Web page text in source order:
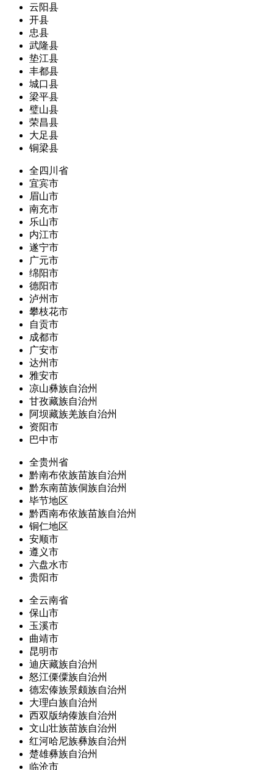
云阳县
开县
忠县
武隆县
垫江县
丰都县
城口县
梁平县
璧山县
荣昌县
大足县
铜梁县
全四川省
宜宾市
眉山市
南充市
乐山市
内江市
遂宁市
广元市
绵阳市
德阳市
泸州市
攀枝花市
自贡市
成都市
广安市
达州市
雅安市
凉山彝族自治州
甘孜藏族自治州
阿坝藏族羌族自治州
资阳市
巴中市
全贵州省
黔南布依族苗族自治州
黔东南苗族侗族自治州
毕节地区
黔西南布依族苗族自治州
铜仁地区
安顺市
遵义市
六盘水市
贵阳市
全云南省
保山市
玉溪市
曲靖市
昆明市
迪庆藏族自治州
怒江傈僳族自治州
德宏傣族景颇族自治州
大理白族自治州
西双版纳傣族自治州
文山壮族苗族自治州
红河哈尼族彝族自治州
楚雄彝族自治州
临沧市